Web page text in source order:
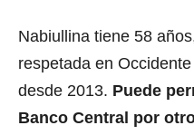
Nabiullina tiene 58
respetada en
desde 2013. Puede
Banco Central por